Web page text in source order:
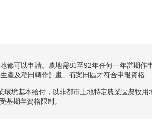
都可以申請。農地需83至92年任何一年當期
產及稻田轉作計畫」有案田區才符合申報資格
環境基本給付，以非都市土地特定農業區農牧
基期年資格限制。